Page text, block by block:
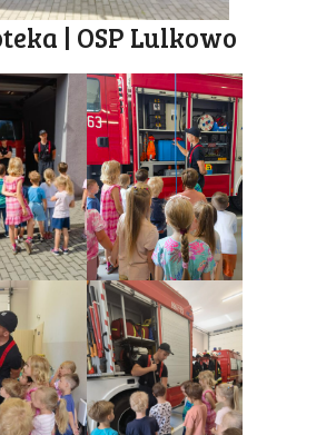
| OSP Lulkowo